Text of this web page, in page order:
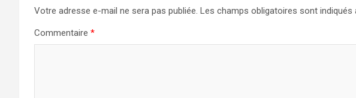
Votre adresse e-mail ne sera pas publiée. Les champs obligatoires sont indiqués
Commentaire *